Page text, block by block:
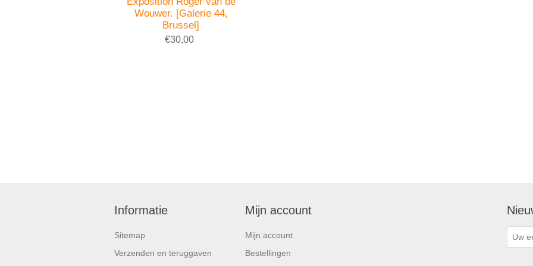
Wouwer. [Galerie 44,
Brussel]
€30,00
Informatie
Sitemap
Verzenden en teruggaven
Mijn account
Mijn account
Bestellingen